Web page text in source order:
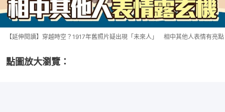
【延伸閱讀】穿越時空？1917年舊照片疑出現「未來人」 相中其他人表情有亮點
點圖放大瀏覽：